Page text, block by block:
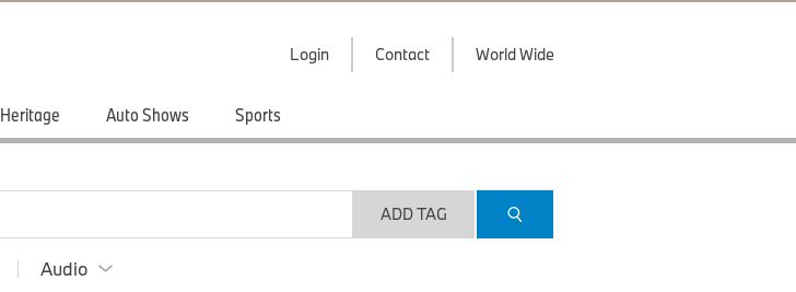
Login Contact World Wide
Heritage Auto Shows Sports
ADD TAG
Audio